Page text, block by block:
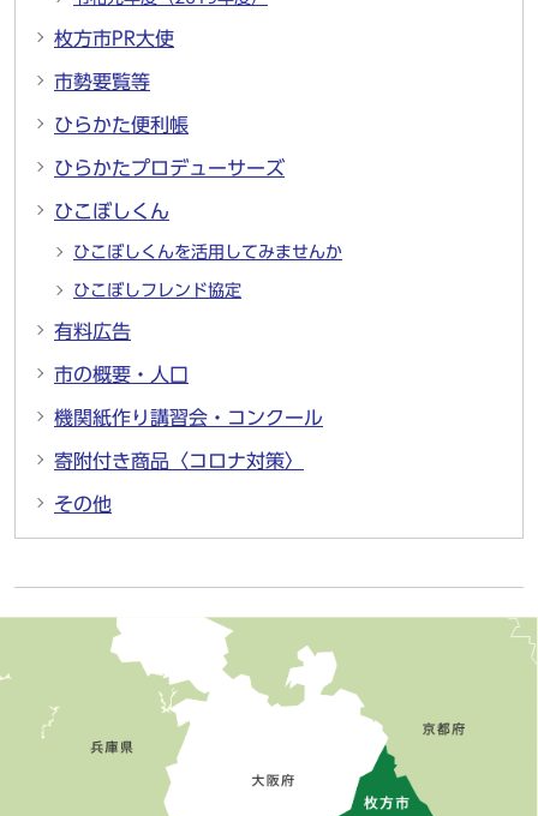
枚方市PR大使
市勢要覧等
ひらかた便利帳
ひらかたプロデューサーズ
ひこぼしくん
ひこぼしくんを活用してみませんか
ひこぼしフレンド協定
有料広告
市の概要・人口
機関紙作り講習会・コンクール
寄附付き商品〈コロナ対策〉
その他